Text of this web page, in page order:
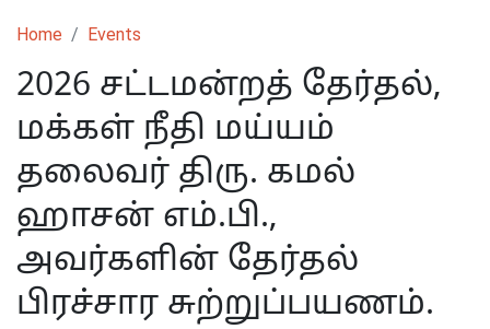
Home Events
2026 சட்டமன்றத் தேர்தல்,
மக்கள் நீதி மய்யம்
தலைவர் திரு. கமல்
ஹாசன் எம்.பி.,
அவர்களின் தேர்தல்
பிரச்சார சுற்றுப்பயணம்.